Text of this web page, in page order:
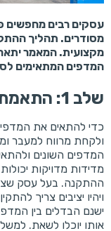
עסקים רבים מחפשים
מסודרים. תהליך
מקצועית. המאמר
המדפים המתאימים
שלב 1: התאמת גודל ומשקל המדף
כדי להתאים את
ולקחת מרווח למעבר
המדפים השונים
מדידות מדויקות
ההתקנה. בעל עסק
ויהיו יציבים צריך להתקין
ישנם הבדלים בין
אותו יוכלו לשאת.